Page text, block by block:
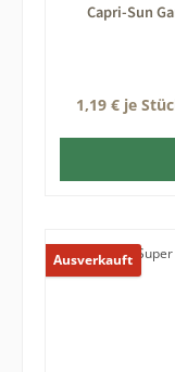
Capri-Sun
1,19 € je
Ausverkauft